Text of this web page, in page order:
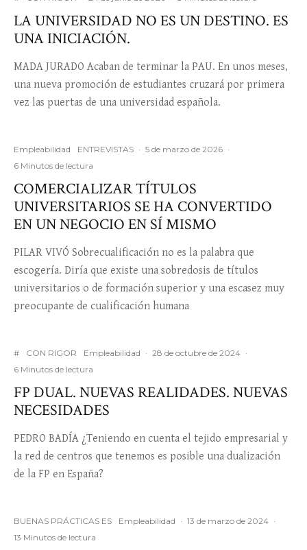
LA UNIVERSIDAD NO ES UN DESTINO. ES
UNA INICIACIÓN.
MADA JURADO Acaban de terminar la PAU. En unos meses,
una nueva promoción de estudiantes cruzará por primera
vez las puertas de una universidad española.
Empleabilidad ENTREVISTAS · 5 de marzo de 2026 ·
6 Minutos de lectura
COMERCIALIZAR TÍTULOS
UNIVERSITARIOS SE HA CONVERTIDO
EN UN NEGOCIO EN SÍ MISMO
PILAR VIVÓ Sobrecualificación no es la palabra que
escogería. Diría que existe una sobredosis de títulos
universitarios o de formación superior y una escasez muy
preocupante de cualificación humana
# CON RIGOR Empleabilidad · 28 de octubre de 2024 ·
6 Minutos de lectura
FP DUAL. NUEVAS REALIDADES. NUEVAS
NECESIDADES
PEDRO BADÍA ¿Teniendo en cuenta el tejido empresarial y
la red de centros que tenemos es posible una dualización
de la FP en España?
BUENAS PRÁCTICAS ES Empleabilidad · 13 de marzo de 2024 ·
13 Minutos de lectura